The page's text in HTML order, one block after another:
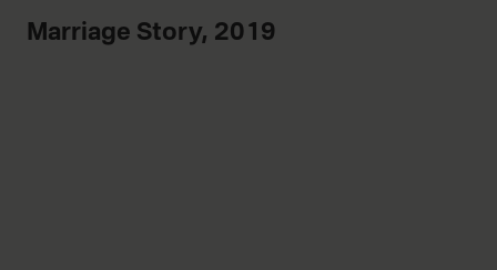
Marriage Story, 2019